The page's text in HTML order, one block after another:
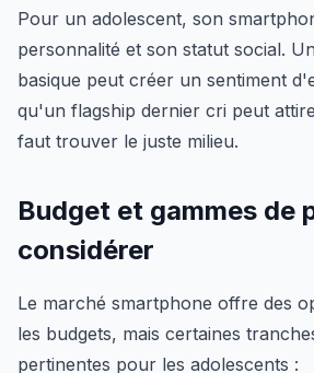
Pour un adolescent, son
personnalité et son statut social.
basique peut créer un sentiment
qu'un flagship dernier cri peut
faut trouver le juste milieu.
Budget et gammes de
considérer
Le marché smartphone offre des
les budgets, mais certaines
pertinentes pour les adolescents :